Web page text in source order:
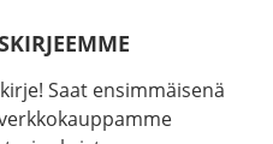
Saat ensimmäisenä